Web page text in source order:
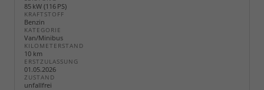
85 kW (116 PS)
KRAFTSTOFF
Benzin
KATEGORIE
Van/Minibus
KILOMETERSTAND
10 km
ERSTZULASSUNG
01.05.2026
ZUSTAND
unfallfrei